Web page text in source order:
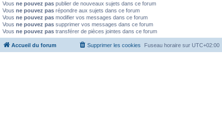
Vous ne pouvez pas publier de nouveaux sujets dans ce forum
Vous ne pouvez pas répondre aux sujets dans ce forum
Vous ne pouvez pas modifier vos messages dans ce forum
Vous ne pouvez pas supprimer vos messages dans ce forum
Vous ne pouvez pas transférer de pièces jointes dans ce forum
Accueil du forum Fuseau horaire sur UTC+02:00
Supprimer les cookies